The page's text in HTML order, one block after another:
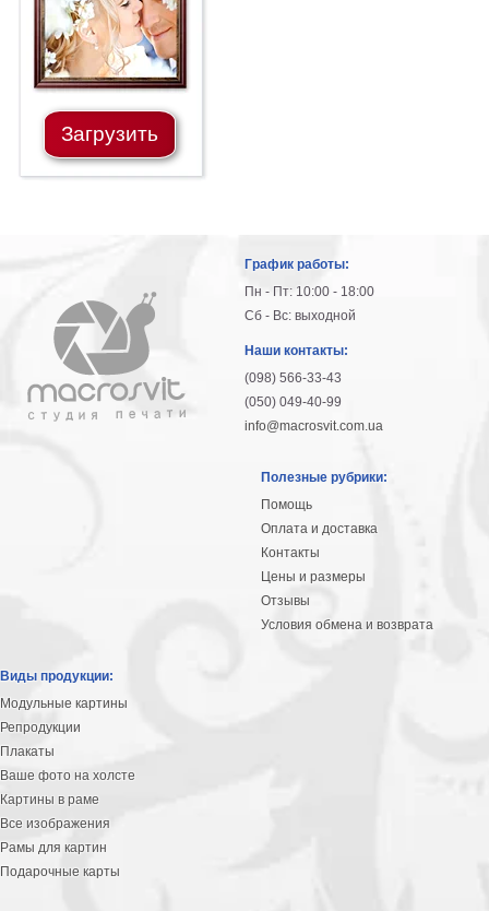
Загрузить
График работы:
Пн - Пт: 10:00 - 18:00
Сб - Вс: выходной
Наши контакты:
(098) 566-33-43
(050) 049-40-99
info@macrosvit.com.ua
Полезные рубрики:
Помощь
Оплата и доставка
Контакты
Цены и размеры
Отзывы
Условия обмена и возврата
Виды продукции:
Модульные картины
Репродукции
Плакаты
Ваше фото на холсте
Картины в раме
Все изображения
Рамы для картин
Подарочные карты